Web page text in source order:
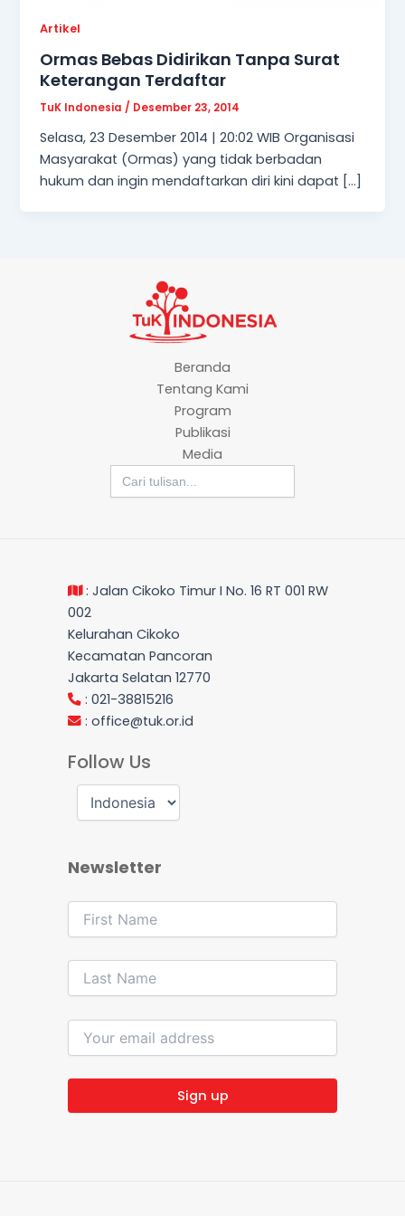
Artikel
Ormas Bebas Didirikan Tanpa Surat
Keterangan Terdaftar
TuK Indonesia/ Desember 23, 2014
Selasa, 23 Desember 2014 | 20:02 WIB Organisasi
Masyarakat (Ormas) yang tidak berbadan
hukum dan ingin mendaftarkan diri kini dapat […]
Beranda
Tentang Kami
Program
Publikasi
Media
Search
for:
: Jalan Cikoko Timur I No. 16 RT 001 RW
002
Kelurahan Cikoko
Kecamatan Pancoran
Jakarta Selatan 12770
: 021-38815216
: office@tuk.or.id
Follow Us
Newsletter